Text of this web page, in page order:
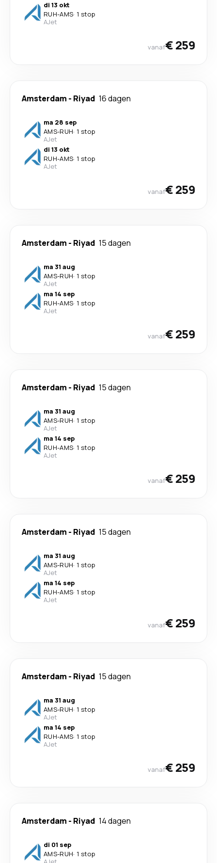
di 13 okt
RUH-AMS· 1 stop
AJet
vanaf€ 259
Amsterdam - Riyad 16 dagen
ma 28 sep
AMS-RUH· 1 stop
AJet
di 13 okt
RUH-AMS· 1 stop
AJet
vanaf€ 259
Amsterdam - Riyad 15 dagen
ma 31 aug
AMS-RUH· 1 stop
AJet
ma 14 sep
RUH-AMS· 1 stop
AJet
vanaf€ 259
Amsterdam - Riyad 15 dagen
ma 31 aug
AMS-RUH· 1 stop
AJet
ma 14 sep
RUH-AMS· 1 stop
AJet
vanaf€ 259
Amsterdam - Riyad 15 dagen
ma 31 aug
AMS-RUH· 1 stop
AJet
ma 14 sep
RUH-AMS· 1 stop
AJet
vanaf€ 259
Amsterdam - Riyad 15 dagen
ma 31 aug
AMS-RUH· 1 stop
AJet
ma 14 sep
RUH-AMS· 1 stop
AJet
vanaf€ 259
Amsterdam - Riyad 14 dagen
di 01 sep
AMS-RUH· 1 stop